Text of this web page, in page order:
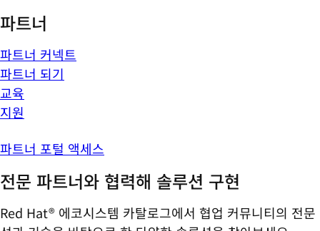
파트너
파트너 커넥트
파트너 되기
교육
지원
파트너 포털 액세스
전문 파트너와 협력해 솔루션 구현
Red Hat® 에코시스템 카탈로그에서 협업 커뮤니티의 전문